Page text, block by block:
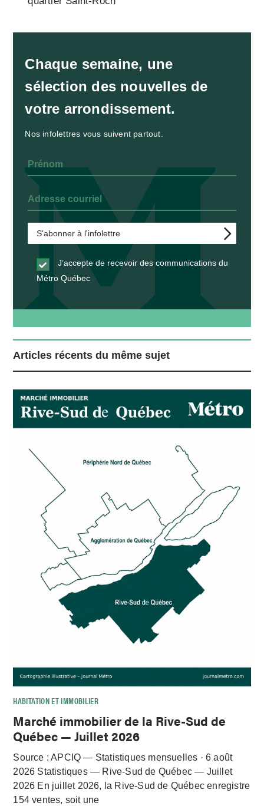
Chaque semaine, une
sélection des nouvelles de
votre arrondissement.
Nos infolettres vous suivent partout.
J’accepte de recevoir des communications du
Métro Québec
Articles récents du même sujet
HABITATION ET IMMOBILIER
Marché immobilier de la Rive-Sud de
Québec — Juillet 2026
Source : APCIQ — Statistiques mensuelles · 6 août
2026 Statistiques — Rive-Sud de Québec — Juillet
2026 En juillet 2026, la Rive-Sud de Québec enregistre
154 ventes, soit une